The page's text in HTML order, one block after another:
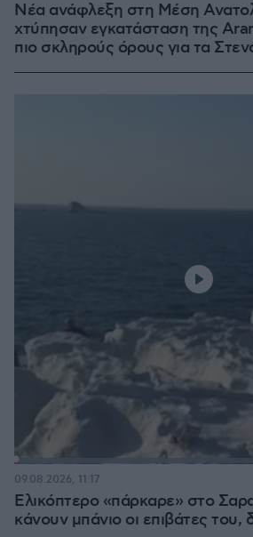
Νέα ανάφλεξη στη Μέση
χτύπησαν εγκατάσταση της
πιο σκληρούς όρους για τα
Loaded
Ελικόπτερο «πάρκαρε» στο
κάνουν μπάνιο οι επιβάτες του,
09.08.2026, 11:17